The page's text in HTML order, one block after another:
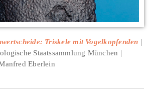
Triskele mit Vogelkopfenden
Staatssammlung München
Eberlein